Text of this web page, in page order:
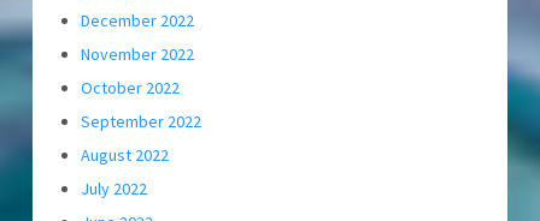
December 2022
November 2022
October 2022
September 2022
August 2022
July 2022